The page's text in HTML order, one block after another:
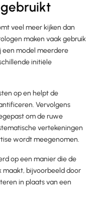
veel meer kijken dan
maken vaak gebruik
een model meerdere
initiële
op en helpt de
Vervolgens
om de ruwe
vertekeningen
wordt meegenomen.
op een manier die de
maakt, bijvoorbeeld door
in plaats van een